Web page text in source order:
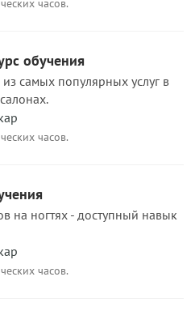
часов.
обучения
самых популярных услуг в
часов.
на ногтях - доступный навык
часов.